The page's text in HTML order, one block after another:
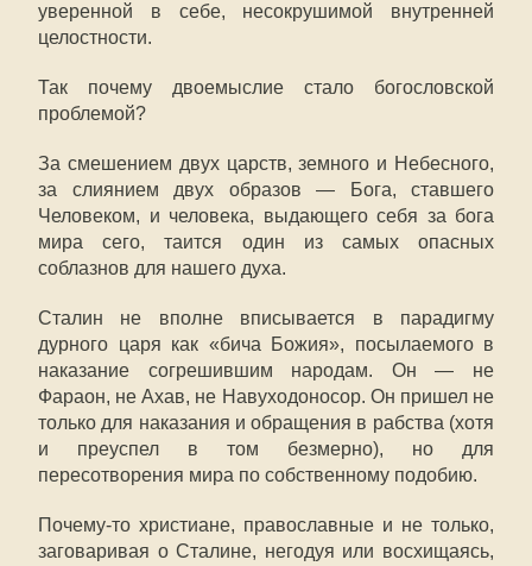
уверенной в себе, несокрушимой внутренней
целостности.
Так почему двоемыслие стало богословской
проблемой?
За смешением двух царств, земного и Небесного,
за слиянием двух образов — Бога, ставшего
Человеком, и человека, выдающего себя за бога
мира сего, таится один из самых опасных
соблазнов для нашего духа.
Сталин не вполне вписывается в парадигму
дурного царя как «бича Божия», посылаемого в
наказание согрешившим народам. Он — не
Фараон, не Ахав, не Навуходоносор. Он пришел не
только для наказания и обращения в рабства (хотя
и преуспел в том безмерно), но для
пересотворения мира по собственному подобию.
Почему-то христиане, православные и не только,
заговаривая о Сталине, негодуя или восхищаясь,